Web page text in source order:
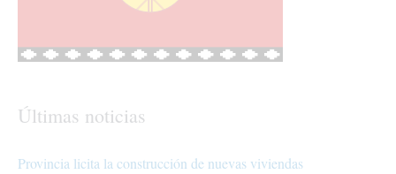
Últimas noticias
Provincia licita la construcción de nuevas viviendas